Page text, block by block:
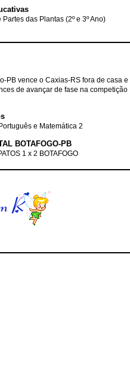
das Plantas (2º e 3º Ano)
PB vence o Caxias-RS fora de casa e
de avançar de fase na competição
e Matemática 2
BOTAFOGO-PB
1 x 2 BOTAFOGO